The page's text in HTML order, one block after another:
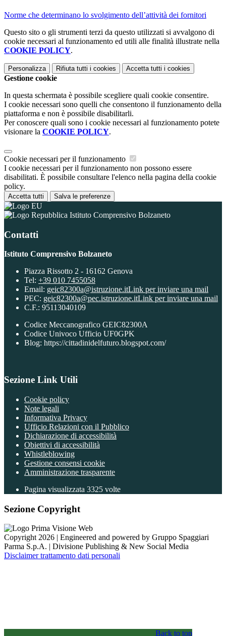
Norme che determinano lo svolgimento dell’attività dei fornitori
Questo sito o gli strumenti terzi da questo utilizzati si avvalgono di
cookie necessari al funzionamento ed utili alle finalità illustrate nella
COOKIE POLICY.
Personalizza Rifiuta tutti i cookies Accetta tutti i cookies
Gestione cookie
In questa schermata è possibile scegliere quali cookie consentire.
I cookie necessari sono quelli che consentono il funzionamento della
piattaforma e non è possibile disabilitarli.
Per conoscere quali sono i cookie necessari al funzionamento potete
visionare la COOKIE POLICY.
Cookie necessari per il funzionamento
I cookie necessari per il funzionamento non possono essere
disabilitati. È possibile consultare l'elenco nella pagina della cookie
policy.
Accetta tutti Salva le preferenze
Istituto Comprensivo Bolzaneto
Contatti
Istituto Comprensivo Bolzaneto
Piazza Rissotto 2 - 16162 Genova
Tel: +39 010 7455058
Email: geic82300a@istruzione.itLink per inviare una mail
PEC: geic82300a@pec.istruzione.itLink per inviare una mail
C.F.: 95113040109
Codice Meccanografico GEIC82300A
Codice Univoco Ufficio UF0GPK
Blog: https://cittadinidelfuturo.blogspot.com/
Sezione Link Utili
Cookie policy
Note legali
Informativa Privacy
Ufficio Relazioni con il Pubblico
Dichiarazione di accessibilità
Obiettivi di accessibilità
Whistleblowing
Gestione consensi cookie
Amministrazione trasparente
Pagina visualizzata 3325 volte
Sezione Copyright
Copyright 2026 | Engineered and powered by Gruppo Spaggiari
Parma S.p.A. | Divisione Publishing & New Social Media
Disclaimer trattamento dati personali
Back to top